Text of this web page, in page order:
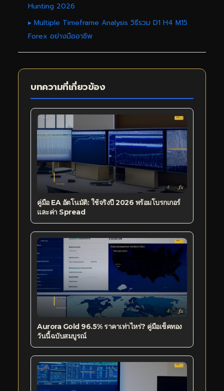
Hunting 2026
▸ Multiple Timeframe Analysis วิธีรวม D1 H4 M15
Forex อย่างมืออาชีพ
บทความที่เกี่ยวข้อง
คู่มือ EA อัตโนมัติ: ใช้จริงปี 2026 พร้อมโบรกเกอร์
และค่า Spread
Aurora Gold 96.5% ราคาเท่าไหร่? คู่มือเช็คทอง
วันนี้ฉบับสมบูรณ์